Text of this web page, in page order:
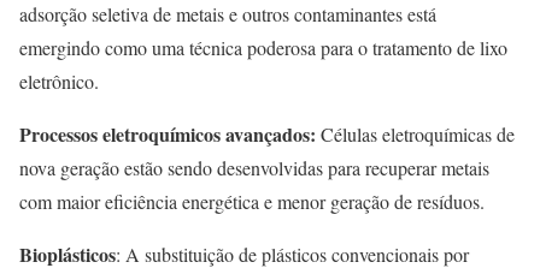
adsorção seletiva de metais e outros contaminantes está
emergindo como uma técnica poderosa para o tratamento de lixo
eletrônico.
Processos eletroquímicos avançados: Células eletroquímicas de
nova geração estão sendo desenvolvidas para recuperar metais
com maior eficiência energética e menor geração de resíduos.
Bioplásticos: A substituição de plásticos convencionais por